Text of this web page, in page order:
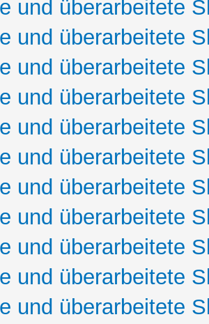
und überarbeitete
und überarbeitete
und überarbeitete
und überarbeitete
und überarbeitete
und überarbeitete
und überarbeitete
und überarbeitete
und überarbeitete
und überarbeitete
und überarbeitete